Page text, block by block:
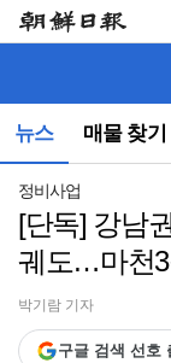
뉴스 매물 찾기
뉴
(컨
정비사업
[단독] 강남
궤도…마천3
박기람 기자
구글 검색 선호